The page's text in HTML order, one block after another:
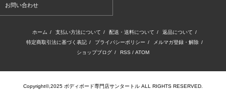
お問い合わせ
ホーム / 支払い方法について / 配送・送料について / 返品について /
特定商取引法に基づく表記 / プライバシーポリシー / メルマガ登録・解除 /
ショップブログ / RSS / ATOM
Copyright©,2025 ボディボード専門店サンタートル ALL RIGHTS RESERVED.